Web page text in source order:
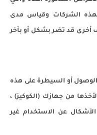
لهذه الشركات وقياس مدى
أخرى قد تضر بشكل أو بآخر
أو السيطرة على هذه
من جهازك (الكوكيز) ،
عن الاستخدام غير